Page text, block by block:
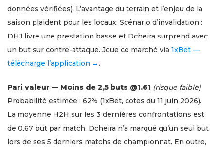
données vérifiées). L’avantage du terrain et l’enjeu de la
saison plaident pour les locaux. Scénario d’invalidation :
DHJ livre une prestation basse et Dcheira surprend avec
un but sur contre-attaque. Joue ce marché via 1xBet —
télécharge l’application →.
Pari valeur — Moins de 2,5 buts @1.61 (risque faible)
Probabilité estimée : 62% (1xBet, cotes du 11 juin 2026).
La moyenne H2H sur les 3 dernières confrontations est
de 0,67 but par match. Dcheira n’a marqué qu’un seul but
lors de ses 5 derniers matchs de championnat. En outre,